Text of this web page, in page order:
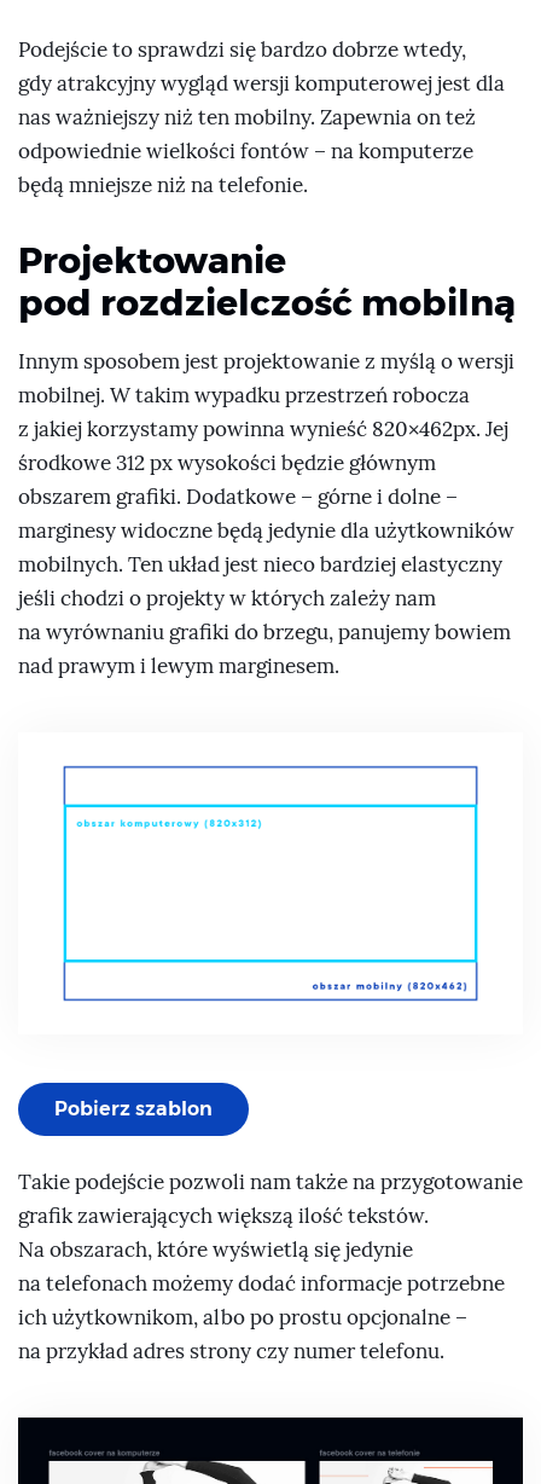
Podejście to sprawdzi się bardzo dobrze wtedy,
gdy atrakcyjny wygląd wersji komputerowej jest dla
nas ważniejszy niż ten mobilny. Zapewnia on też
odpowiednie wielkości fontów – na komputerze
będą mniejsze niż na telefonie.
Projektowanie
pod rozdzielczość mobilną
Innym sposobem jest projektowanie z myślą o wersji
mobilnej. W takim wypadku przestrzeń robocza
z jakiej korzystamy powinna wynieść 820×462px. Jej
środkowe 312 px wysokości będzie głównym
obszarem grafiki. Dodatkowe – górne i dolne –
marginesy widoczne będą jedynie dla użytkowników
mobilnych. Ten układ jest nieco bardziej elastyczny
jeśli chodzi o projekty w których zależy nam
na wyrównaniu grafiki do brzegu, panujemy bowiem
nad prawym i lewym marginesem.
Pobierz szablon
Takie podejście pozwoli nam także na przygotowanie
grafik zawierających większą ilość tekstów.
Na obszarach, które wyświetlą się jedynie
na telefonach możemy dodać informacje potrzebne
ich użytkownikom, albo po prostu opcjonalne –
na przykład adres strony czy numer telefonu.